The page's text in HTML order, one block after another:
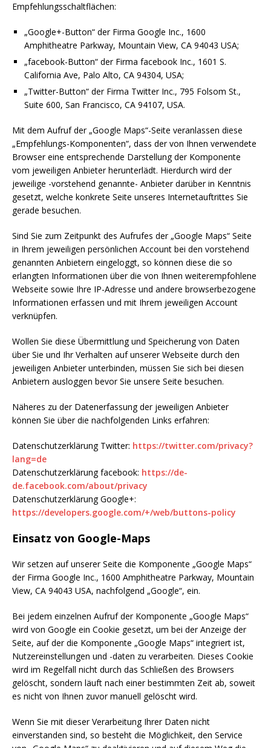
Empfehlungsschaltflächen:
„Google+-Button“ der Firma Google Inc., 1600
Amphitheatre Parkway, Mountain View, CA 94043 USA;
„facebook-Button“ der Firma facebook Inc., 1601 S.
California Ave, Palo Alto, CA 94304, USA;
„Twitter-Button“ der Firma Twitter Inc., 795 Folsom St.,
Suite 600, San Francisco, CA 94107, USA.
Mit dem Aufruf der „Google Maps“-Seite veranlassen diese
„Empfehlungs-Komponenten“, dass der von Ihnen verwendete
Browser eine entsprechende Darstellung der Komponente
vom jeweiligen Anbieter herunterlädt. Hierdurch wird der
jeweilige -vorstehend genannte- Anbieter darüber in Kenntnis
gesetzt, welche konkrete Seite unseres Internetauftrittes Sie
gerade besuchen.
Sind Sie zum Zeitpunkt des Aufrufes der „Google Maps“ Seite
in Ihrem jeweiligen persönlichen Account bei den vorstehend
genannten Anbietern eingeloggt, so können diese die so
erlangten Informationen über die von Ihnen weiterempfohlene
Webseite sowie Ihre IP-Adresse und andere browserbezogene
Informationen erfassen und mit Ihrem jeweiligen Account
verknüpfen.
Wollen Sie diese Übermittlung und Speicherung von Daten
über Sie und Ihr Verhalten auf unserer Webseite durch den
jeweiligen Anbieter unterbinden, müssen Sie sich bei diesen
Anbietern ausloggen bevor Sie unsere Seite besuchen.
Näheres zu der Datenerfassung der jeweiligen Anbieter
können Sie über die nachfolgenden Links erfahren:
Datenschutzerklärung Twitter: https://twitter.com/privacy?
lang=de
Datenschutzerklärung facebook: https://de-
de.facebook.com/about/privacy
Datenschutzerklärung Google+:
https://developers.google.com/+/web/buttons-policy
Einsatz von Google-Maps
Wir setzen auf unserer Seite die Komponente „Google Maps“
der Firma Google Inc., 1600 Amphitheatre Parkway, Mountain
View, CA 94043 USA, nachfolgend „Google“, ein.
Bei jedem einzelnen Aufruf der Komponente „Google Maps“
wird von Google ein Cookie gesetzt, um bei der Anzeige der
Seite, auf der die Komponente „Google Maps“ integriert ist,
Nutzereinstellungen und -daten zu verarbeiten. Dieses Cookie
wird im Regelfall nicht durch das Schließen des Browsers
gelöscht, sondern läuft nach einer bestimmten Zeit ab, soweit
es nicht von Ihnen zuvor manuell gelöscht wird.
Wenn Sie mit dieser Verarbeitung Ihrer Daten nicht
einverstanden sind, so besteht die Möglichkeit, den Service